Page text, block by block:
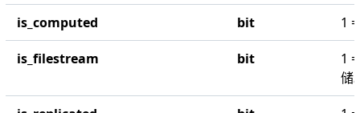
is_computed bit 1
is_filestream bit
1
储